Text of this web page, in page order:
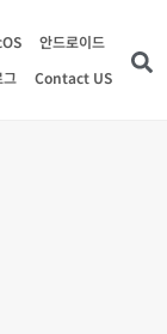
안드로이드
그 Contact US